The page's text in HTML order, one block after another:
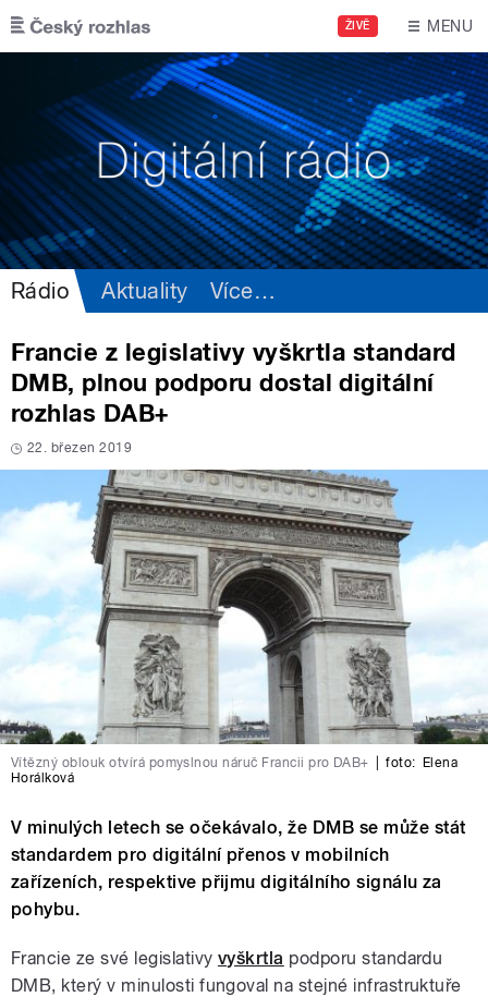
Přejít k hlavnímu obsahu
ŽIVĚ MENU
Rádio Aktuality Více…
Francie z legislativy vyškrtla standard
DMB, plnou podporu dostal digitální
rozhlas DAB+
22. březen 2019
Vítězný oblouk otvírá pomyslnou náruč Francii pro DAB+ foto: Elena
Horálková
V minulých letech se očekávalo, že DMB se může stát
standardem pro digitální přenos v mobilních
zařízeních, respektive přijmu digitálního signálu za
pohybu.
Francie ze své legislativy vyškrtla podporu standardu
DMB, který v minulosti fungoval na stejné infrastruktuře